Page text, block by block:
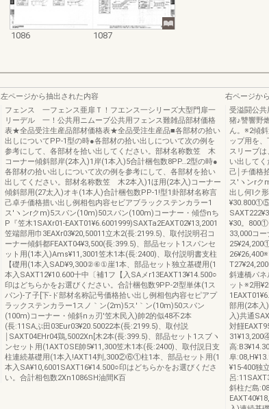
1086 1087
左ページから抽出された内容
フェンス 一フェンス亜扉Ｔ！フエンス一シリーズ大型門扉一
リーデル 一！公共用ニムーブ公共用フェンス難雑品部材価格
表★全品受注生産品部材価格表★全品受注生産品■各部材の拾い
出しについてPP-1型の時●各部材の拾い出しについて次の例を
参考にして、各部材を拾い出してください。部材名称数笠 木
コーナー傾斜部岸(2本入)1岸(1本入)5合計梱包数8PP…2型の時●
各部材の拾い出しについて次の例を参考にして、各部材を拾い
出してください。部材名称数笠 木2本入)1ほ用(2本入)コーナー
傾斜部用(27太入)オキ(1本人)合計梱包数PP-1!型1卦部材名称言
己卓チ価格措い出し例相包内容セビアブラックステンカラー1
ス′ヽンrクm)5スパン(10m)50スパン(100m)コーナー・傾岱nち
P『笠木1SAXr01‐EAXT01¥6.6001999)SAXTa2EAXT02¥13,2001
笠端部用巾3EAXr03¥20,50011立木2(長:2199.5)、取付説明召コ
ーナー傾斜都FEAXT04¥3,500(長:399.5)、部品セット1スパンセ
ット用(1本入)Ams¥11,3001笠木1本(長:2400)、取付説明書支柱
【礎用(1本入SAD¥9,300②⑥①崖1本、部品セット独立基礎用(1
本入SAXT12¥10.600十中〔補1フ【入SAメr13EAXT13¥14.500○
印はどちらかをお選びください。合計梱包数9PP-2!型単体(1ス
パン)‐了子[下‐ド部材名称記号価格拾い出し例相包内容セピアプ
ラックステンカラー1スノ｀ン(2m)5ス′｀ン(10m)50スパン
(100m)コーナー・傾斜nヵ刃'笠木民入)帥2的似48不2本
(長:11SAぷ田03Eur03¥20.50022本(長:2199.5)、取付説
￨SAXT04EHr04鶏,5002Xn[木2本(長:399.5)、部品セット1スブヽ
ンセット用(1AXTOSE帥5¥11,300笠木1本(長:2400)、取付説日支
柱連続基礎用(1本入!AXT14判,300②⑥①柱1本、部品セット用(1
本入SA¥10,6001SAXT16¥14.500○印はどちらかをお選びくださ
い。合計相包数2Xn1086SH油間K百
右ページか
受溢闘公
猪♪讐響野
ん。※2傾
ップ用を
スリーブ
い出して
己￨チ価格
ス′ヽンr
出し何lク
¥30。800①
33,000コ
斜連橋パ
ット※2用
部用(2本入
入)共通
対饉
高
阜
¥15‐400独
呂
斜柱だ島